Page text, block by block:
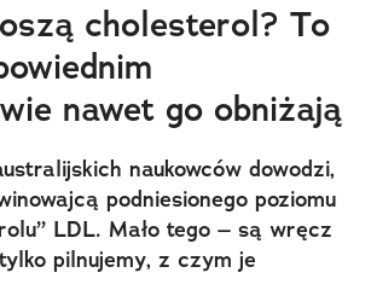
cholesterol? To
nawet go obniżają
naukowców dowodzi,
podniesionego poziomu
LDL. Mało tego – są wręcz
pilnujemy, z czym je